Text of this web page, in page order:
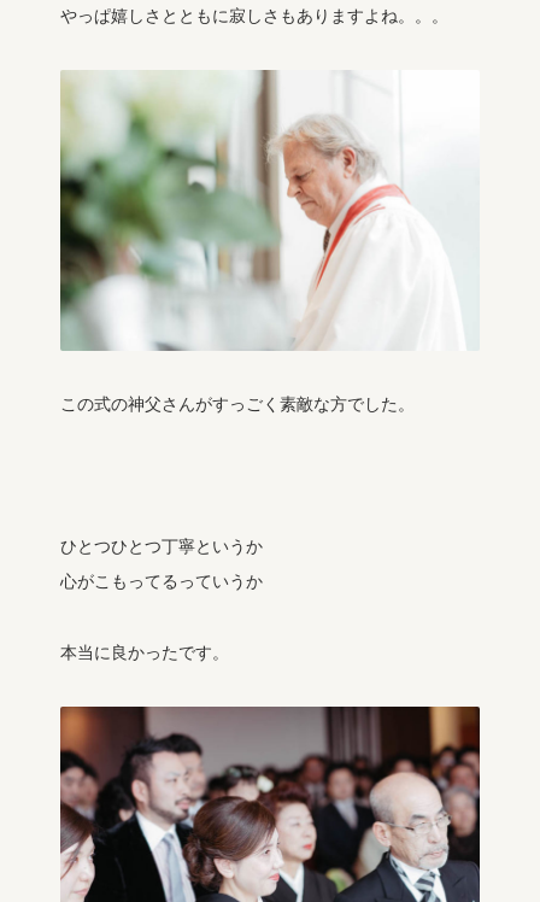
やっぱ嬉しさとともに寂しさもありますよね。。。
この式の神父さんがすっごく素敵な方でした。
ひとつひとつ丁寧というか
心がこもってるっていうか
本当に良かったです。